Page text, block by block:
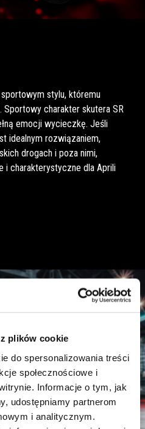
plików cookie
do spersonalizowania treści
społecznościowe i
Informacje o tym, jak
udostępniamy partnerom
i analitycznym.
stylu, któremu
charakter skutera SR
emocji wycieczkę. Jeśli
idealnym rozwiązaniem,
drogach i poza nimi,
i charakterystyczne dla Aprili